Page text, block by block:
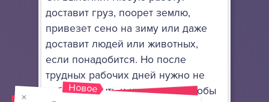
доставит груз, поорет землю,
привезет сено на зиму или даже
доставит людей или животных,
если понадобится. Но после
трудных рабочих дней нужно не
забывать мыть и чинить его, чтобы
Новое